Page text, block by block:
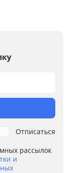
рассылок
и
Отписаться